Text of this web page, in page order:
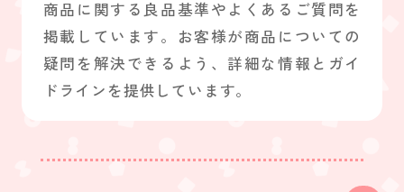
商品に関する良品基準やよくあるご質問を
掲載しています。お客様が商品についての
疑問を解決できるよう、詳細な情報とガイ
ドラインを提供しています。